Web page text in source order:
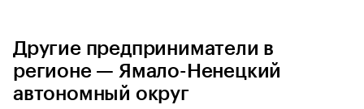
Другие предприниматели в
регионе — Ямало-Ненецкий
автономный округ